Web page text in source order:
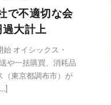
で不適切な会
大計上
オイシックス・
や一括購買、消耗品
（東京都調布市）が